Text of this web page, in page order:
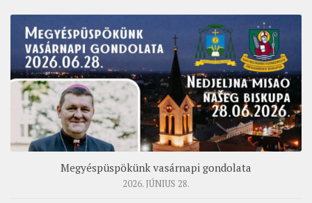
Megyéspüspökünk vasárnapi gondolata
2026. JÚNIUS 28.